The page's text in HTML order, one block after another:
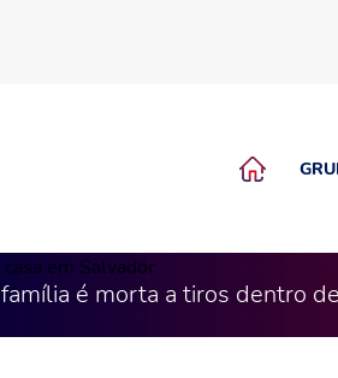
família é morta a tiros dentro